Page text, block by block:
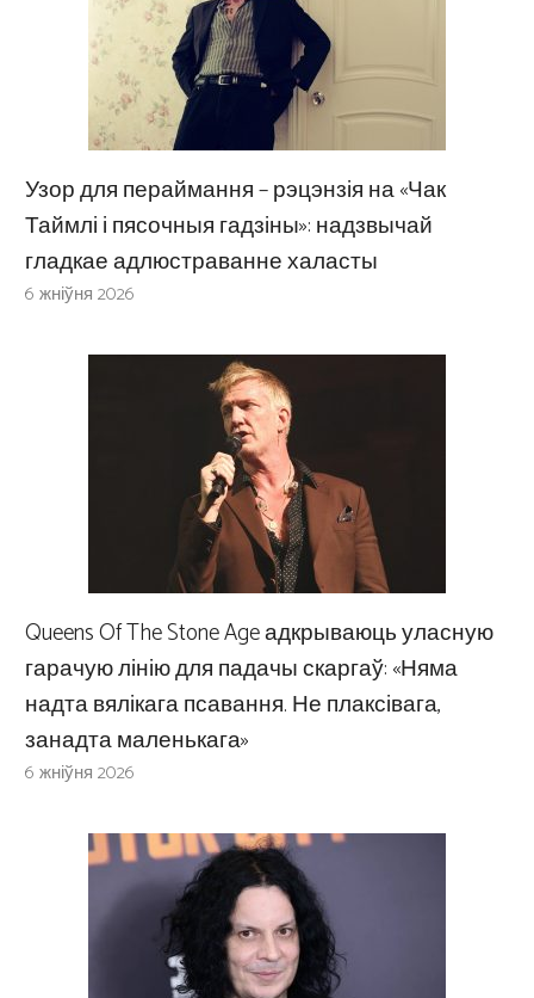
Узор для пераймання – рэцэнзія на «Чак
Таймлі і пясочныя гадзіны»: надзвычай
гладкае адлюстраванне халасты
6 жніўня 2026
Queens Of The Stone Age адкрываюць уласную
гарачую лінію для падачы скаргаў: «Няма
надта вялікага псавання. Не плаксівага,
занадта маленькага»
6 жніўня 2026